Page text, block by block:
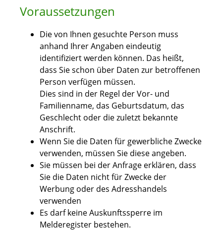
Voraussetzungen
Die von Ihnen gesuchte Person muss
anhand Ihrer Angaben eindeutig
identifiziert werden können. Das heißt,
dass Sie schon über Daten zur betroffenen
Person verfügen müssen.
Dies sind in der Regel der Vor- und
Familienname, das Geburtsdatum, das
Geschlecht oder die zuletzt bekannte
Anschrift.
Wenn Sie die Daten für gewerbliche Zwecke
verwenden, müssen Sie diese angeben.
Sie müssen bei der Anfrage erklären, dass
Sie die Daten nicht für Zwecke der
Werbung oder des Adresshandels
verwenden
Es darf keine Auskunftssperre im
Melderegister bestehen.